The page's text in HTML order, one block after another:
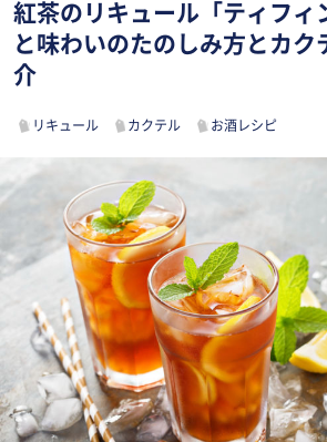
紅茶のリキュール「ティフィ
と味わいのたのしみ方とカク
介
リキュール カクテル お酒レシピ